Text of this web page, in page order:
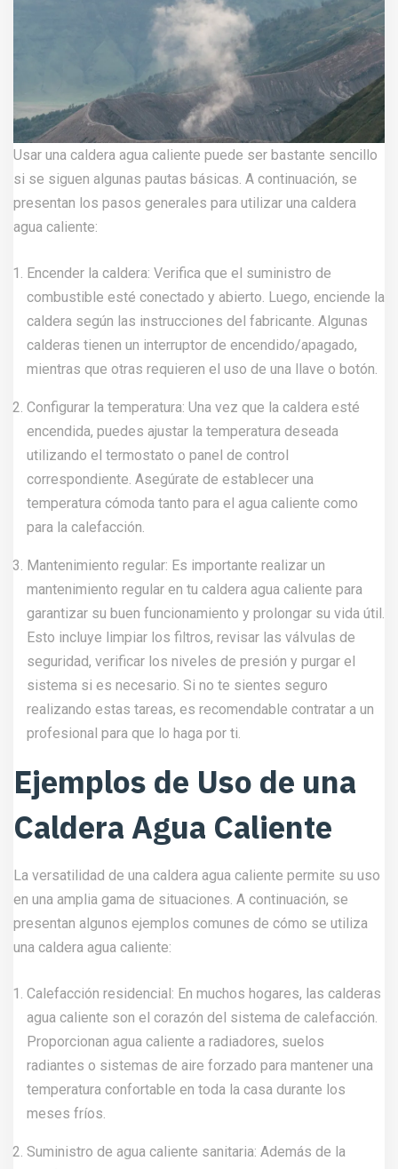
Usar una caldera agua caliente puede ser bastante sencillo
si se siguen algunas pautas básicas. A continuación, se
presentan los pasos generales para utilizar una caldera
agua caliente:
Encender la caldera: Verifica que el suministro de
combustible esté conectado y abierto. Luego, enciende la
caldera según las instrucciones del fabricante. Algunas
calderas tienen un interruptor de encendido/apagado,
mientras que otras requieren el uso de una llave o botón.
Configurar la temperatura: Una vez que la caldera esté
encendida, puedes ajustar la temperatura deseada
utilizando el termostato o panel de control
correspondiente. Asegúrate de establecer una
temperatura cómoda tanto para el agua caliente como
para la calefacción.
Mantenimiento regular: Es importante realizar un
mantenimiento regular en tu caldera agua caliente para
garantizar su buen funcionamiento y prolongar su vida útil.
Esto incluye limpiar los filtros, revisar las válvulas de
seguridad, verificar los niveles de presión y purgar el
sistema si es necesario. Si no te sientes seguro
realizando estas tareas, es recomendable contratar a un
profesional para que lo haga por ti.
Ejemplos de Uso de una
Caldera Agua Caliente
La versatilidad de una caldera agua caliente permite su uso
en una amplia gama de situaciones. A continuación, se
presentan algunos ejemplos comunes de cómo se utiliza
una caldera agua caliente:
Calefacción residencial: En muchos hogares, las calderas
agua caliente son el corazón del sistema de calefacción.
Proporcionan agua caliente a radiadores, suelos
radiantes o sistemas de aire forzado para mantener una
temperatura confortable en toda la casa durante los
meses fríos.
Suministro de agua caliente sanitaria: Además de la